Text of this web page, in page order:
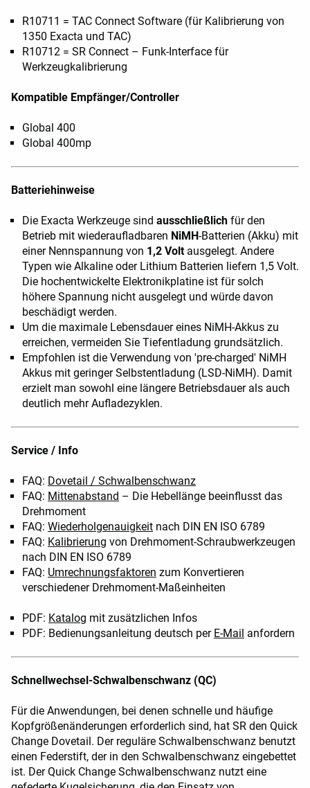
R10711 = TAC Connect Software (für Kalibrierung von
1350 Exacta und TAC)
R10712 = SR Connect – Funk-Interface für
Werkzeugkalibrierung
Kompatible Empfänger/Controller
Global 400
Global 400mp
Batteriehinweise
Die Exacta Werkzeuge sind ausschließlich für den
Betrieb mit wiederaufladbaren NiMH-Batterien (Akku) mit
einer Nennspannung von 1,2 Voltausgelegt. Andere
Typen wie Alkaline oder Lithium Batterien liefern 1,5 Volt.
Die hochentwickelte Elektronikplatine ist für solch
höhere Spannung nicht ausgelegt und würde davon
beschädigt werden.
Um die maximale Lebensdauer eines NiMH-Akkus zu
erreichen, vermeiden Sie Tiefentladung grundsätzlich.
Empfohlen ist die Verwendung von 'pre-charged' NiMH
Akkus mit geringer Selbstentladung (LSD-NiMH). Damit
erzielt man sowohl eine längere Betriebsdauer als auch
deutlich mehr Aufladezyklen.
Service / Info
FAQ: Dovetail / Schwalbenschwanz
FAQ: Mittenabstand – Die Hebellänge beeinflusst das
Drehmoment
FAQ: Wiederholgenauigkeit nach DIN EN ISO 6789
FAQ: Kalibrierung von Drehmoment-Schraubwerkzeugen
nach DIN EN ISO 6789
FAQ: Umrechnungsfaktoren zum Konvertieren
verschiedener Drehmoment-Maßeinheiten
PDF: Katalog mit zusätzlichen Infos
PDF: Bedienungsanleitung deutsch per E-Mail anfordern
Schnellwechsel-Schwalbenschwanz (QC)
Für die Anwendungen, bei denen schnelle und häufige
Kopfgrößenänderungen erforderlich sind, hat SR den Quick
Change Dovetail. Der reguläre Schwalbenschwanz benutzt
einen Federstift, der in den Schwalbenschwanz eingebettet
ist. Der Quick Change Schwalbenschwanz nutzt eine